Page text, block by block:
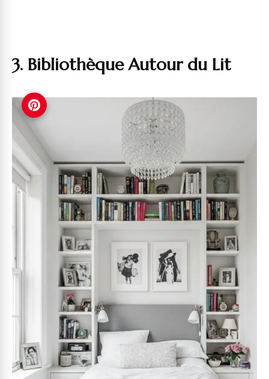
3. Bibliothèque Autour du Lit